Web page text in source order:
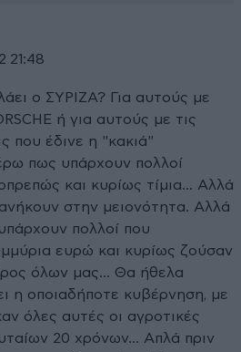
21:48
ο ΣΥΡΙΖΑ? Για αυτούς με
ή για αυτούς με τις
που έδινε η "κακιά"
πως υπάρχουν πολλοί
και κυρίως τίμια... Αλλά
στην μειονότητα. Αλλά
πολλοί που
ευρώ και κυρίως ζούσαν
όλων μας... Θα ήθελα
η οποιαδήποτε κυβέρνηση, με
όλες αυτές οι αγροτικές
20 χρόνων... Απλά πριν